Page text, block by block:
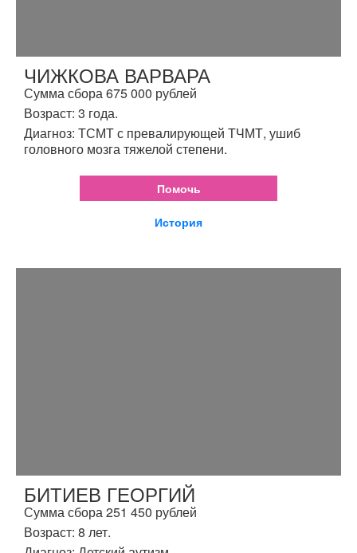
ЧИЖКОВА ВАРВАРА
Сумма сбора 675 000 рублей
Возраст: 3 года.
Диагноз: ТСМТ с превалирующей ТЧМТ, ушиб
головного мозга тяжелой степени.
Помочь
История
БИТИЕВ ГЕОРГИЙ
Сумма сбора 251 450 рублей
Возраст: 8 лет.